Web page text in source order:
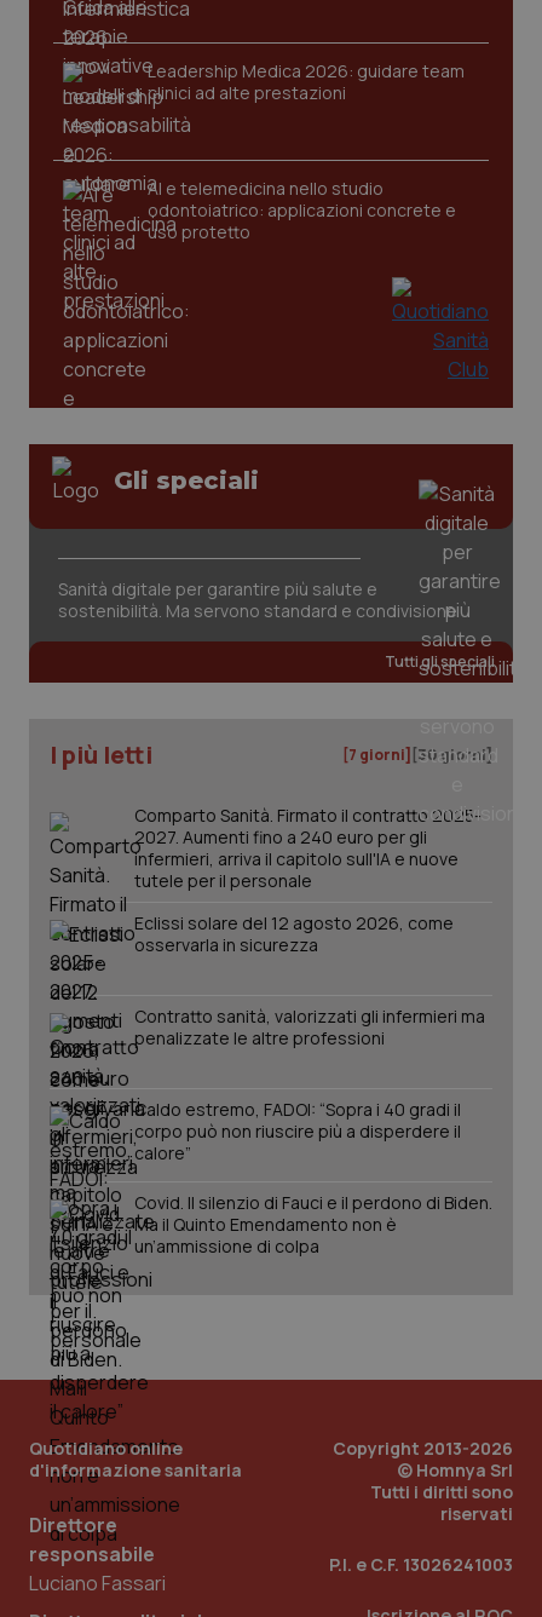
Leadership Medica 2026: guidare team
clinici ad alte prestazioni
AI e telemedicina nello studio
odontoiatrico: applicazioni concrete e
uso protetto
Gli speciali
Sanità digitale per garantire più salute e
sostenibilità. Ma servono standard e condivisione
Tutti gli speciali
I più letti [7 giorni] [30 giorni]
Comparto Sanità. Firmato il contratto 2025-
2027. Aumenti fino a 240 euro per gli
infermieri, arriva il capitolo sull'IA e nuove
tutele per il personale
Eclissi solare del 12 agosto 2026, come
osservarla in sicurezza
Contratto sanità, valorizzati gli infermieri ma
penalizzate le altre professioni
Caldo estremo, FADOI: “Sopra i 40 gradi il
corpo può non riuscire più a disperdere il
calore”
Covid. Il silenzio di Fauci e il perdono di Biden.
Ma il Quinto Emendamento non è
un’ammissione di colpa
Quotidiano online
d'informazione sanitaria
Direttore
responsabile
Luciano Fassari
Copyright 2013-2026
© Homnya Srl
Tutti i diritti sono
riservati
P.I. e C.F. 13026241003
CookieScriptConsent
CookieScript
tracking-enable
tracking-sites-ironfish-
www.quotidianosanita.it
Google LLC
.quotidianosanita.it
1
mese
PHPSESSID